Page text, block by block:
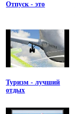
Отпуск - это
Туризм - лучший
отдых